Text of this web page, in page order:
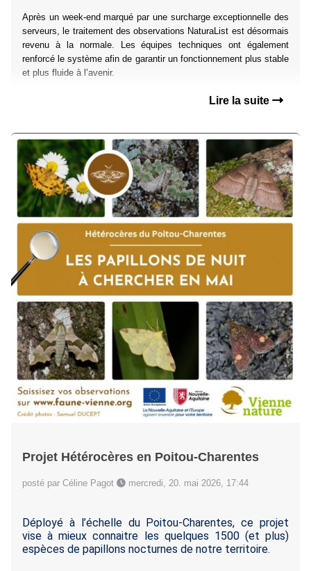
Après un week-end marqué par une surcharge exceptionnelle des
serveurs, le traitement des observations NaturaList est désormais
revenu à la normale. Les équipes techniques ont également
renforcé le système afin de garantir un fonctionnement plus stable
et plus fluide à l’avenir.
Lire la suite
Projet Hétérocères en Poitou-Charentes
posté par Céline Pagot mercredi, 20. mai 2026, 17:44
Déployé à l’échelle du Poitou-Charentes, ce projet
vise à mieux connaitre les quelques 1500 (et plus)
espèces de papillons nocturnes de notre territoire.